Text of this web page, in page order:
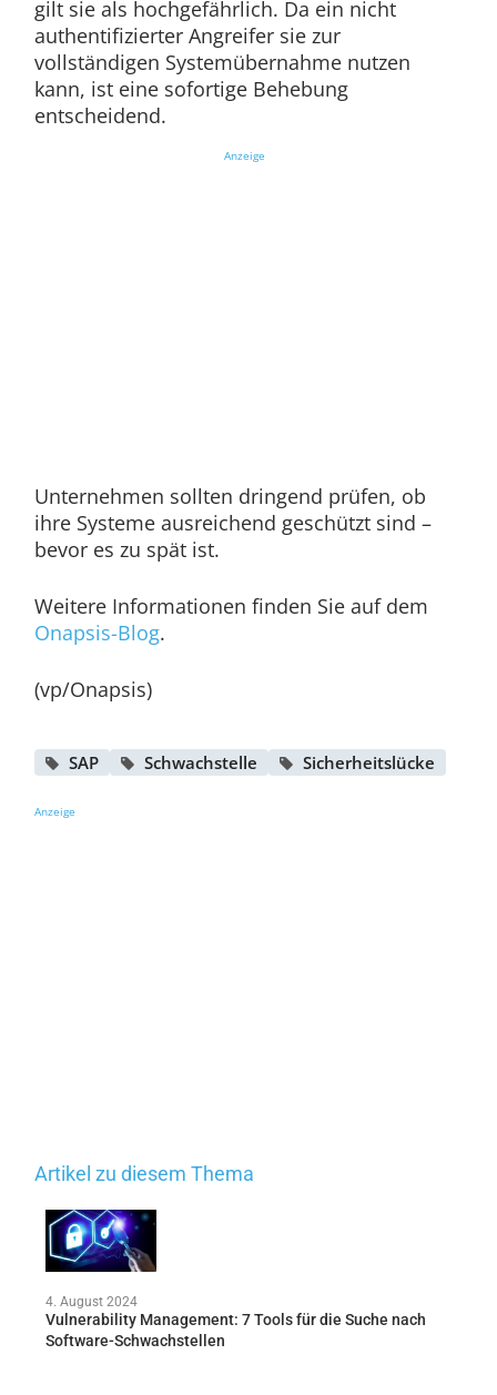
gilt sie als hochgefährlich. Da ein nicht
authentifizierter Angreifer sie zur
vollständigen Systemübernahme nutzen
kann, ist eine sofortige Behebung
entscheidend.
Anzeige
Unternehmen sollten dringend prüfen, ob
ihre Systeme ausreichend geschützt sind –
bevor es zu spät ist.
Weitere Informationen finden Sie auf dem
Onapsis-Blog.
(vp/Onapsis)
SAP Schwachstelle Sicherheitslücke
Anzeige
Artikel zu diesem Thema
4. August 2024
Vulnerability Management: 7 Tools für die Suche nach
Software-Schwachstellen